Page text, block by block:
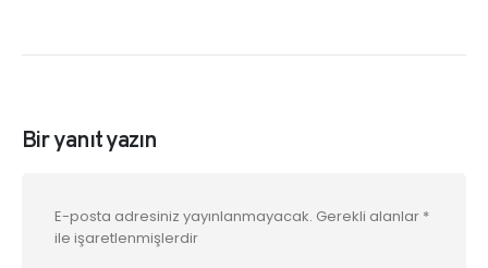
Bir yanıt yazın
E-posta adresiniz yayınlanmayacak. Gerekli alanlar *
ile işaretlenmişlerdir